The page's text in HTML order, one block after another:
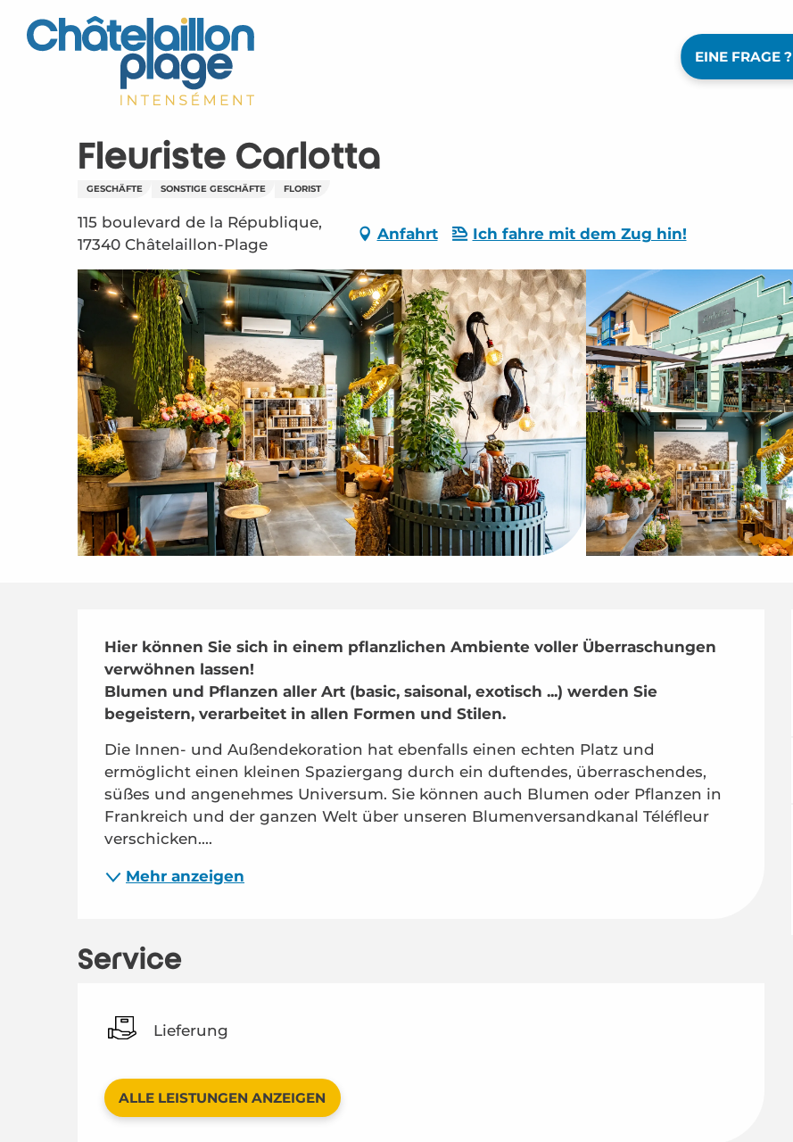
contenu
EINE FRAGE ?
Fleuriste Carlotta
GESCHÄFTE SONSTIGE GESCHÄFTE FLORIST
115 boulevard de la République,
17340 Châtelaillon-Plage
Anfahrt Ich fahre mit dem Zug hin!
Beschreibung
Hier können Sie sich in einem pflanzlichen Ambiente voller Überraschungen
verwöhnen lassen!
Blumen und Pflanzen aller Art (basic, saisonal, exotisch ...) werden Sie
begeistern, verarbeitet in allen Formen und Stilen.
Die Innen- und Außendekoration hat ebenfalls einen echten Platz und
ermöglicht einen kleinen Spaziergang durch ein duftendes, überraschendes,
süßes und angenehmes Universum. Sie können auch Blumen oder Pflanzen in
Frankreich und der ganzen Welt über unseren Blumenversandkanal Téléfleur
verschicken....
Mehr anzeigen
Service
Lieferung
ALLE LEISTUNGEN ANZEIGEN